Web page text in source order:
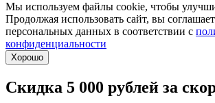
Мы используем файлы cookie, чтобы
Продолжая использовать сайт, вы
персональных данных в соответствии с
конфиденциальности
Хорошо
Скидка 5 000 рублей за